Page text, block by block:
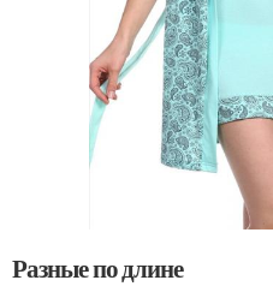
Разные по длине